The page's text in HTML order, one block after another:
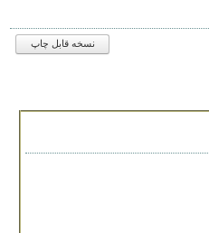
نسخه قابل چاپ